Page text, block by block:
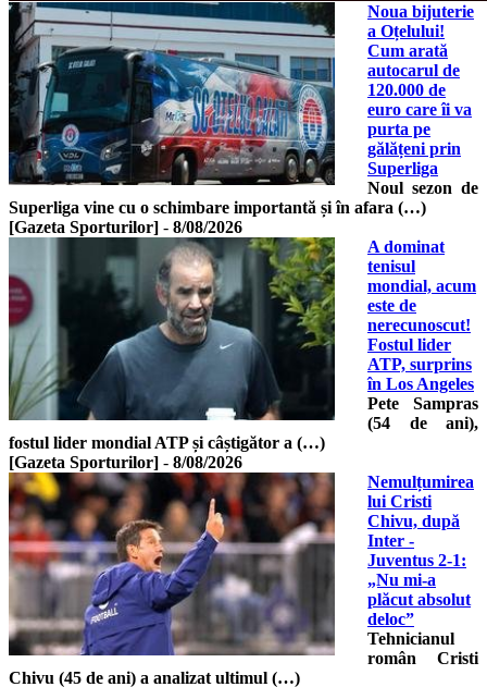
Noua bijuterie
a Oțelului!
Cum arată
autocarul de
120.000 de
euro care îi va
purta pe
gălățeni prin
Superliga
Noul sezon de
Superliga vine cu o schimbare importantă și în afara (…)
[Gazeta Sporturilor] - 8/08/2026
A dominat
tenisul
mondial, acum
este de
nerecunoscut!
Fostul lider
ATP, surprins
în Los Angeles
Pete Sampras
(54 de ani),
fostul lider mondial ATP și câștigător a (…)
[Gazeta Sporturilor] - 8/08/2026
Nemulțumirea
lui Cristi
Chivu, după
Inter -
Juventus 2-1:
„Nu mi-a
plăcut absolut
deloc”
Tehnicianul
român Cristi
Chivu (45 de ani) a analizat ultimul (…)